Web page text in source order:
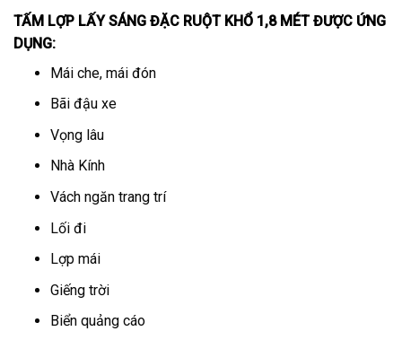
TẤM LỢP LẤY SÁNG ĐẶC RUỘT KHỔ 1,8 MÉTĐƯỢC ỨNG
DỤNG:
Mái che, mái đón
Bãi đậu xe
Vọng lâu
Nhà Kính
Vách ngăn trang trí
Lối đi
Lợp mái
Giếng trời
Biển quảng cáo